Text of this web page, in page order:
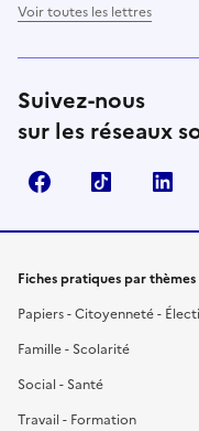
Voir toutes les lettres
Suivez-nous
sur les réseaux
FacebookTikTok
Fiches pratiques par thèmes
Papiers - Citoyenneté -
Famille - Scolarité
Social - Santé
Travail - Formation